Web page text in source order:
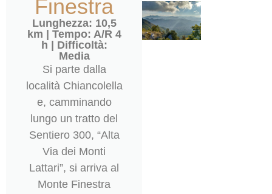
Finestra
Lunghezza: 10,5
km | Tempo: A/R 4
h | Difficoltà:
Media
Si parte dalla
località Chiancolella
e, camminando
lungo un tratto del
Sentiero 300, “Alta
Via dei Monti
Lattari”, si arriva al
Monte Finestra